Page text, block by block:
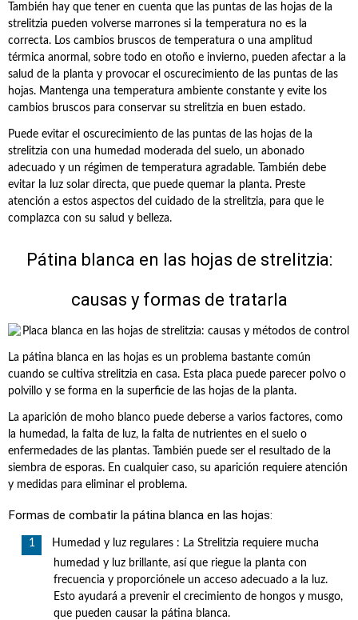
También hay que tener en cuenta que las puntas de las hojas de la
strelitzia pueden volverse marrones si la temperatura no es la
correcta. Los cambios bruscos de temperatura o una amplitud
térmica anormal, sobre todo en otoño e invierno, pueden afectar a la
salud de la planta y provocar el oscurecimiento de las puntas de las
hojas. Mantenga una temperatura ambiente constante y evite los
cambios bruscos para conservar su strelitzia en buen estado.
Puede evitar el oscurecimiento de las puntas de las hojas de la
strelitzia con una humedad moderada del suelo, un abonado
adecuado y un régimen de temperatura agradable. También debe
evitar la luz solar directa, que puede quemar la planta. Preste
atención a estos aspectos del cuidado de la strelitzia, para que le
complazca con su salud y belleza.
Pátina blanca en las hojas de strelitzia:
causas y formas de tratarla
La pátina blanca en las hojas es un problema bastante común
cuando se cultiva strelitzia en casa. Esta placa puede parecer polvo o
polvillo y se forma en la superficie de las hojas de la planta.
La aparición de moho blanco puede deberse a varios factores, como
la humedad, la falta de luz, la falta de nutrientes en el suelo o
enfermedades de las plantas. También puede ser el resultado de la
siembra de esporas. En cualquier caso, su aparición requiere atención
y medidas para eliminar el problema.
Formas de combatir la pátina blanca en las hojas:
Humedad y luz regulares : La Strelitzia requiere mucha
humedad y luz brillante, así que riegue la planta con
frecuencia y proporciónele un acceso adecuado a la luz.
Esto ayudará a prevenir el crecimiento de hongos y musgo,
que pueden causar la pátina blanca.